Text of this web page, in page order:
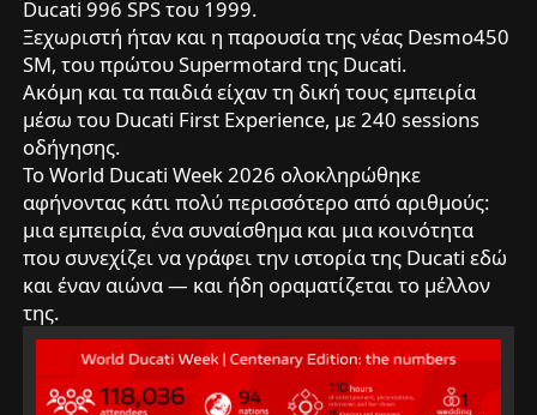
Ducati 996 SPS του 1999.
Ξεχωριστή ήταν και η παρουσία της νέας Desmo450
SM, του πρώτου Supermotard της Ducati.
Ακόμη και τα παιδιά είχαν τη δική τους εμπειρία
μέσω του Ducati First Experience, με 240 sessions
οδήγησης.
Το World Ducati Week 2026 ολοκληρώθηκε
αφήνοντας κάτι πολύ περισσότερο από αριθμούς:
μια εμπειρία, ένα συναίσθημα και μια κοινότητα
που συνεχίζει να γράφει την ιστορία της Ducati εδώ
και έναν αιώνα — και ήδη οραματίζεται το μέλλον
της.